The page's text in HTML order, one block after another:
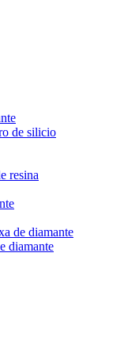
de silicio
resina
de diamante
diamante